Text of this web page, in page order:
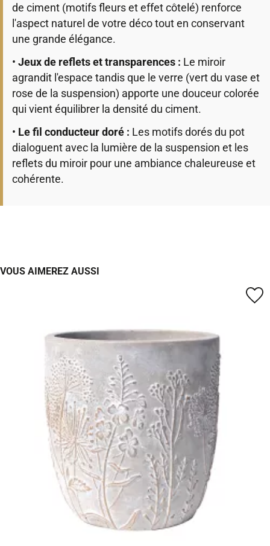
de ciment (motifs fleurs et effet côtelé) renforce
l'aspect naturel de votre déco tout en conservant
une grande élégance.
• Jeux de reflets et transparences : Le miroir
agrandit l'espace tandis que le verre (vert du vase et
rose de la suspension) apporte une douceur colorée
qui vient équilibrer la densité du ciment.
• Le fil conducteur doré : Les motifs dorés du pot
dialoguent avec la lumière de la suspension et les
reflets du miroir pour une ambiance chaleureuse et
cohérente.
VOUS AIMEREZ AUSSI
favorite_border